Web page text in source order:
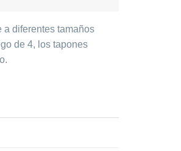
a diferentes tamaños
de 4, los tapones